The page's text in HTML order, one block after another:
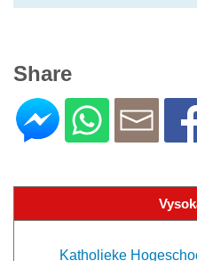
Share
Katholieke